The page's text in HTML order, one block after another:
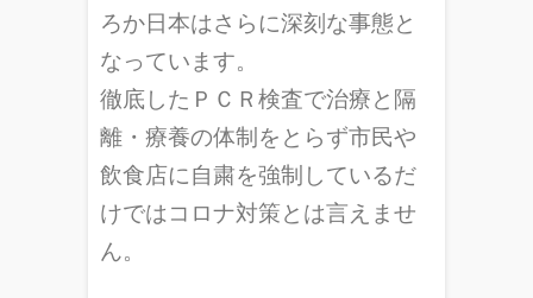
ろか日本はさらに深刻な事態と
なっています。
徹底したＰＣＲ検査で治療と隔
離・療養の体制をとらず市民や
飲食店に自粛を強制しているだ
けではコロナ対策とは言えませ
ん。